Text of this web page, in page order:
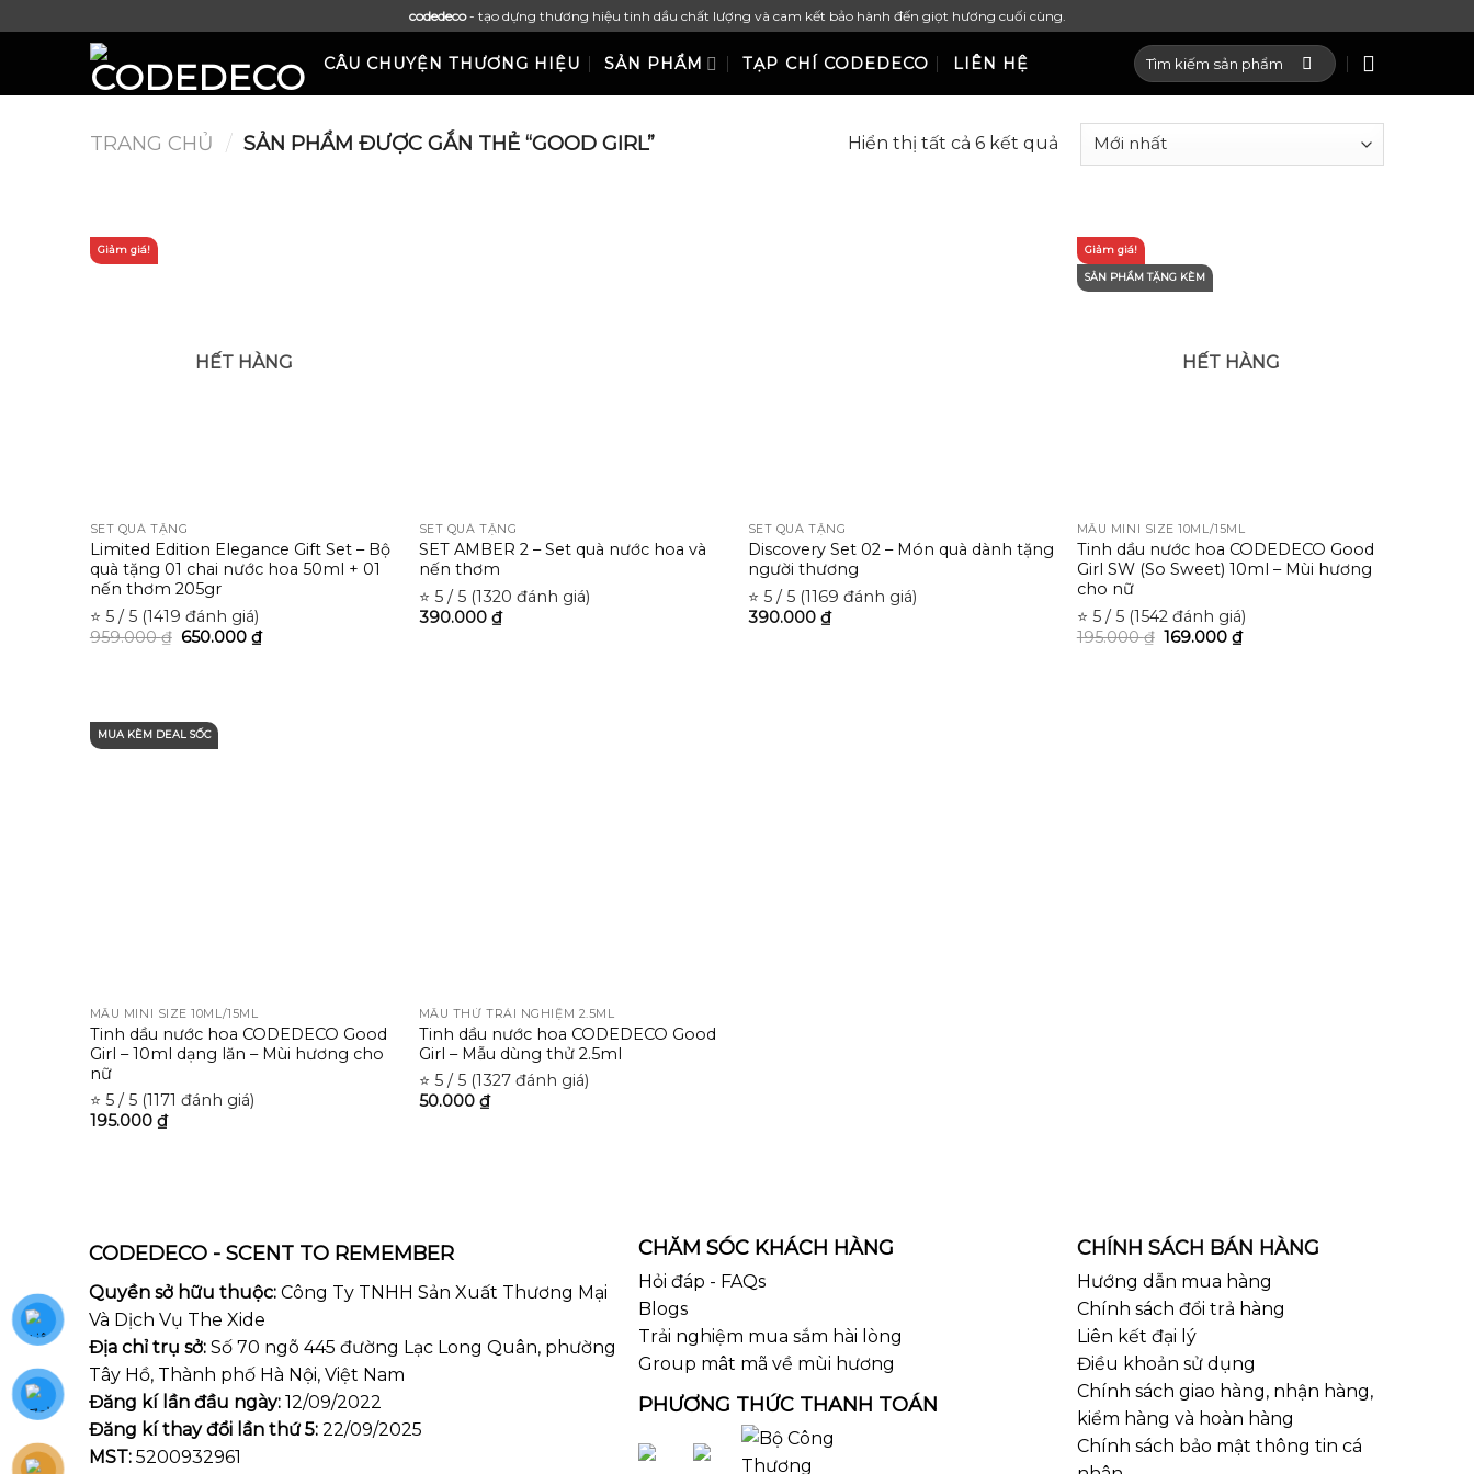
codedeco- tạo dựng thương hiệu tinh dầu chất lượng và cam kết bảo hành đến giọt hương cuối cùng.
CÂU CHUYỆN THƯƠNG HIỆU SẢN PHẨM TẠP CHÍ CODEDECO LIÊN HỆ
Tìm
kiếm:
TRANG CHỦ / SẢN PHẨM ĐƯỢC GẮN THẺ “GOOD GIRL” Hiển thị tất cả 6 kết quả
Giảm giá!
HẾT HÀNG
SET QUÀ TẶNG
Limited Edition Elegance Gift Set – Bộ
quà tặng 01 chai nước hoa 50ml + 01
nến thơm 205gr
⭐ 5 / 5 (1419 đánh giá)
959.000₫ 650.000₫
SET QUÀ TẶNG
SET AMBER 2 – Set quà nước hoa và
nến thơm
⭐ 5 / 5 (1320 đánh giá)
390.000 ₫
SET QUÀ TẶNG
Discovery Set 02 – Món quà dành tặng
người thương
⭐ 5 / 5 (1169 đánh giá)
390.000 ₫
Giảm giá!
SẢN PHẨM TẶNG KÈM
HẾT HÀNG
MẪU MINI SIZE 10ML/15ML
Tinh dầu nước hoa CODEDECO Good
Girl SW (So Sweet) 10ml – Mùi hương
cho nữ
⭐ 5 / 5 (1542 đánh giá)
195.000₫ 169.000₫
MUA KÈM DEAL SỐC
MẪU MINI SIZE 10ML/15ML
Tinh dầu nước hoa CODEDECO Good
Girl – 10ml dạng lăn – Mùi hương cho
nữ
⭐ 5 / 5 (1171 đánh giá)
195.000 ₫
MẪU THỬ TRẢI NGHIỆM 2.5ML
Tinh dầu nước hoa CODEDECO Good
Girl – Mẫu dùng thử 2.5ml
⭐ 5 / 5 (1327 đánh giá)
50.000 ₫
CODEDECO - SCENT TO REMEMBER
Quyền sở hữu thuộc:Công Ty TNHH Sản Xuất Thương Mại
Và Dịch Vụ The Xide
Địa chỉ trụ sở:Số 70 ngõ 445 đường Lạc Long Quân, phường
Tây Hồ, Thành phố Hà Nội, Việt Nam
Đăng kí lần đầu ngày:12/09/2022
Đăng kí thay đổi lần thứ 5:22/09/2025
MST:5200932961
CHĂM SÓC KHÁCH HÀNG
Hỏi đáp - FAQs
Blogs
Trải nghiệm mua sắm hài lòng
Group mât mã về mùi hương
PHƯƠNG THỨC THANH TOÁN
CHÍNH SÁCH BÁN HÀNG
Hướng dẫn mua hàng
Chính sách đổi trả hàng
Liên kết đại lý
Điều khoản sử dụng
Chính sách giao hàng, nhận hàng,
kiểm hàng và hoàn hàng
Chính sách bảo mật thông tin cá